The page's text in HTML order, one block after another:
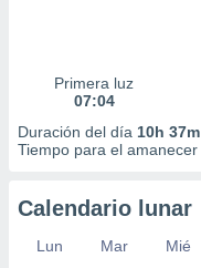
Primera luz
07:04
Duración del día 10h 37m
Tiempo para el amanecer
Calendario lunar
Lun Mar Mié